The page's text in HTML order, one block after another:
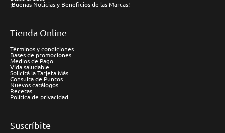
¡Buenas Noticias y Beneficios de las Marcas!
Tienda Online
Términos y condiciones
Bases de promociones
Medios de Pago
Vida saludable
Solicitá la Tarjeta Más
Consulta de Puntos
Nuevos catálogos
Recetas
Política de privacidad
Suscríbite